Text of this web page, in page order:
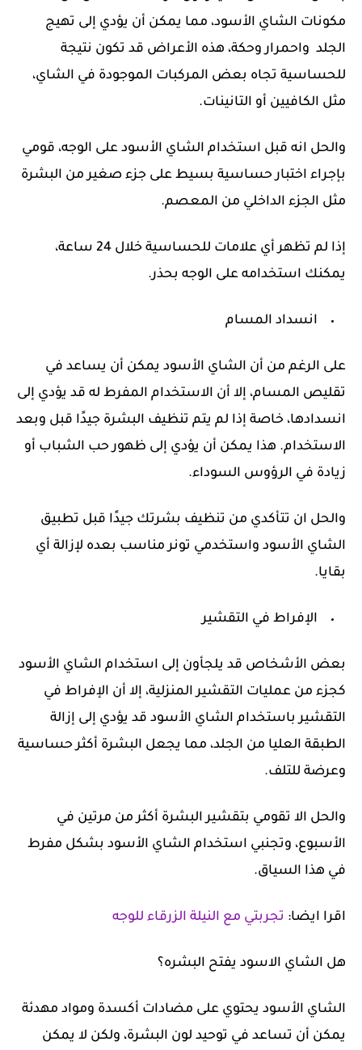
مكونات الشاي الأسود، مما يمكن أن يؤدي إلى تهيج
الجلد واحمرار وحكة، هذه الأعراض قد تكون نتيجة
للحساسية تجاه بعض المركبات الموجودة في الشاي،
مثل الكافيين أو التانينات.
والحل انه قبل استخدام الشاي الأسود على الوجه، قومي
بإجراء اختبار حساسية بسيط على جزء صغير من البشرة
مثل الجزء الداخلي من المعصم.
إذا لم تظهر أي علامات للحساسية خلال 24 ساعة،
يمكنك استخدامه على الوجه بحذر.
انسداد المسام
على الرغم من أن الشاي الأسود يمكن أن يساعد في
تقليص المسام، إلا أن الاستخدام المفرط له قد يؤدي إلى
انسدادها، خاصة إذا لم يتم تنظيف البشرة جيدًا قبل وبعد
الاستخدام. هذا يمكن أن يؤدي إلى ظهور حب الشباب أو
زيادة في الرؤوس السوداء.
والحل ان تتأكدي من تنظيف بشرتك جيدًا قبل تطبيق
الشاي الأسود واستخدمي تونر مناسب بعده لإزالة أي
بقايا.
الإفراط في التقشير
بعض الأشخاص قد يلجأون إلى استخدام الشاي الأسود
كجزء من عمليات التقشير المنزلية، إلا أن الإفراط في
التقشير باستخدام الشاي الأسود قد يؤدي إلى إزالة
الطبقة العليا من الجلد، مما يجعل البشرة أكثر حساسية
وعرضة للتلف.
والحل الا تقومي بتقشير البشرة أكثر من مرتين في
الأسبوع، وتجنبي استخدام الشاي الأسود بشكل مفرط
في هذا السياق.
اقرا ايضا: تجربتي مع النيلة الزرقاء للوجه
هل الشاي الاسود يفتح البشره؟
الشاي الأسود يحتوي على مضادات أكسدة ومواد مهدئة
يمكن أن تساعد في توحيد لون البشرة، ولكن لا يمكن